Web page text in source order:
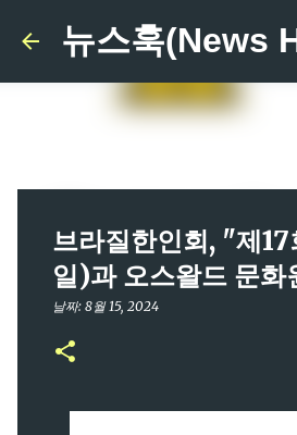
뉴스훅(News
브라질한인회, "제
일)과 오스왈드 문화
날짜: 8월 15, 2024